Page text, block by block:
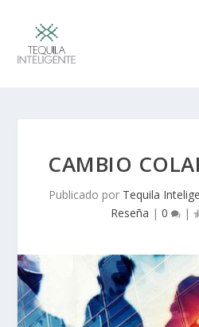
CAMBIO
Publicado por Tequila
Reseña | 0 |